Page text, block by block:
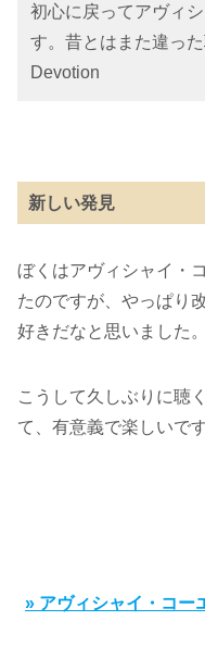
初心に戻ってアヴィ
す。昔とはまた違っ
Devotion
新しい発見
ぼくはアヴィシャイ・
たのですが、やっぱり
好きだなと思いました。
こうして久しぶりに聴
て、有意義で楽しいです
» アヴィシャイ・コー